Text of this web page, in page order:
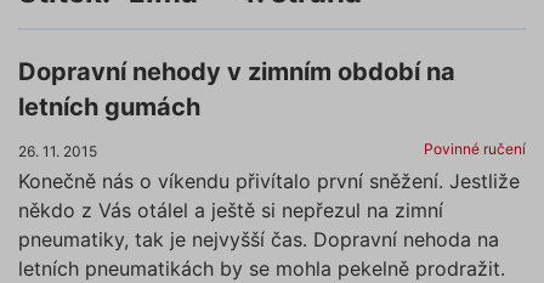
Dopravní nehody v zimním období na
letních gumách
26. 11. 2015 Povinné ručení
Konečně nás o víkendu přivítalo první sněžení. Jestliže
někdo z Vás otálel a ještě si nepřezul na zimní
pneumatiky, tak je nejvyšší čas. Dopravní nehoda na
letních pneumatikách by se mohla pekelně prodražit.